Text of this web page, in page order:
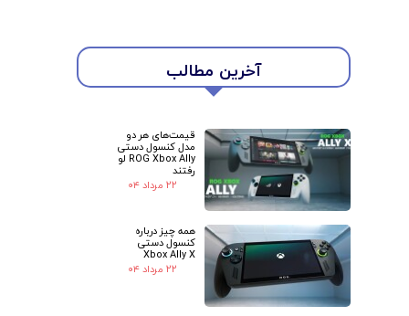
آخرین مطالب
قیمت‌های هر دو
مدل کنسول دستی
ROG Xbox Ally لو
رفتند
۲۲ مرداد ۰۴
همه چیز درباره
کنسول دستی
Xbox Ally X
۲۲ مرداد ۰۴